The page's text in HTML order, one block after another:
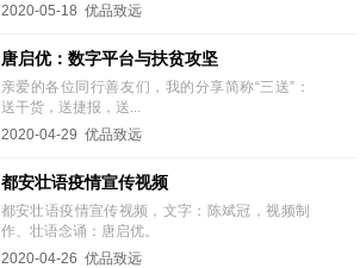
2020-05-18 优品致远
唐启优：数字平台与扶贫攻坚
亲爱的各位同行善友们，我的分享简称“三送”：
送干货，送捷报，送...
2020-04-29 优品致远
都安壮语疫情宣传视频
都安壮语疫情宣传视频，文字：陈斌冠，视频制
作、壮语念诵：唐启优。
2020-04-26 优品致远